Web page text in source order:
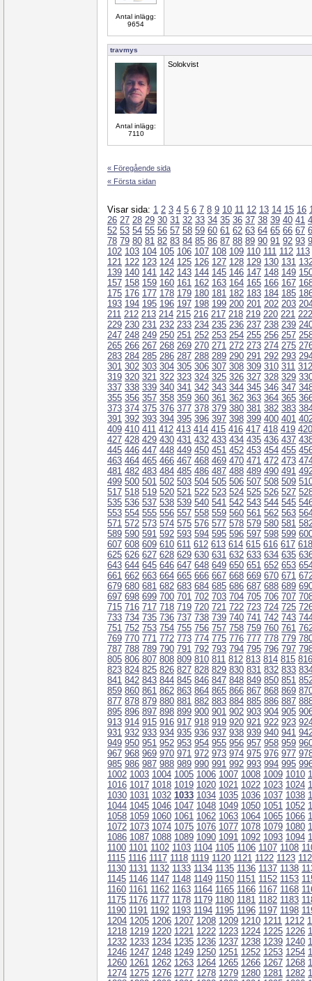
Antal inlägg:
9654
travmys
Antal inlägg:
7110
Solokvist
« Föregående sida
« Första sidan
Visar sida: 1 2 3 4 5 6 7 8 9 10 11 12 13 14 15 16
26 27 28 29 30 31 32 33 34 35 36 37 38 39 40 41
52 53 54 55 56 57 58 59 60 61 62 63 64 65 66 67
78 79 80 81 82 83 84 85 86 87 88 89 90 91 92 93
102 103 104 105 106 107 108 109 110 111 112 113
121 122 123 124 125 126 127 128 129 130 131
139 140 141 142 143 144 145 146 147 148 149
157 158 159 160 161 162 163 164 165 166 167
175 176 177 178 179 180 181 182 183 184 185
193 194 195 196 197 198 199 200 201 202 203
211 212 213 214 215 216 217 218 219 220 221 222
229 230 231 232 233 234 235 236 237 238 239
247 248 249 250 251 252 253 254 255 256 257
265 266 267 268 269 270 271 272 273 274 275
283 284 285 286 287 288 289 290 291 292 293
301 302 303 304 305 306 307 308 309 310 311 312
319 320 321 322 323 324 325 326 327 328 329
337 338 339 340 341 342 343 344 345 346 347
355 356 357 358 359 360 361 362 363 364 365
373 374 375 376 377 378 379 380 381 382 383
391 392 393 394 395 396 397 398 399 400 401
409 410 411 412 413 414 415 416 417 418 419 420
427 428 429 430 431 432 433 434 435 436 437
445 446 447 448 449 450 451 452 453 454 455
463 464 465 466 467 468 469 470 471 472 473
481 482 483 484 485 486 487 488 489 490 491
499 500 501 502 503 504 505 506 507 508 509
517 518 519 520 521 522 523 524 525 526 527
535 536 537 538 539 540 541 542 543 544 545
553 554 555 556 557 558 559 560 561 562 563
571 572 573 574 575 576 577 578 579 580 581
589 590 591 592 593 594 595 596 597 598 599
607 608 609 610 611 612 613 614 615 616 617 618
625 626 627 628 629 630 631 632 633 634 635
643 644 645 646 647 648 649 650 651 652 653
661 662 663 664 665 666 667 668 669 670 671
679 680 681 682 683 684 685 686 687 688 689
697 698 699 700 701 702 703 704 705 706 707
715 716 717 718 719 720 721 722 723 724 725
733 734 735 736 737 738 739 740 741 742 743
751 752 753 754 755 756 757 758 759 760 761
769 770 771 772 773 774 775 776 777 778 779
787 788 789 790 791 792 793 794 795 796 797
805 806 807 808 809 810 811 812 813 814 815 816
823 824 825 826 827 828 829 830 831 832 833
841 842 843 844 845 846 847 848 849 850 851
859 860 861 862 863 864 865 866 867 868 869
877 878 879 880 881 882 883 884 885 886 887
895 896 897 898 899 900 901 902 903 904 905
913 914 915 916 917 918 919 920 921 922 923
931 932 933 934 935 936 937 938 939 940 941
949 950 951 952 953 954 955 956 957 958 959
967 968 969 970 971 972 973 974 975 976 977
985 986 987 988 989 990 991 992 993 994 995
1002 1003 1004 1005 1006 1007 1008 1009 1010
1016 1017 1018 1019 1020 1021 1022 1023 1024
1030 1031 1032 1033 1034 1035 1036 1037 1038
1044 1045 1046 1047 1048 1049 1050 1051 1052
1058 1059 1060 1061 1062 1063 1064 1065 1066
1072 1073 1074 1075 1076 1077 1078 1079 1080
1086 1087 1088 1089 1090 1091 1092 1093 1094
1100 1101 1102 1103 1104 1105 1106 1107 1108
1115 1116 1117 1118 1119 1120 1121 1122 1123
1130 1131 1132 1133 1134 1135 1136 1137 1138
1145 1146 1147 1148 1149 1150 1151 1152 1153
1160 1161 1162 1163 1164 1165 1166 1167 1168
1175 1176 1177 1178 1179 1180 1181 1182 1183
1190 1191 1192 1193 1194 1195 1196 1197 1198
1204 1205 1206 1207 1208 1209 1210 1211 1212
1218 1219 1220 1221 1222 1223 1224 1225 1226
1232 1233 1234 1235 1236 1237 1238 1239 1240
1246 1247 1248 1249 1250 1251 1252 1253 1254
1260 1261 1262 1263 1264 1265 1266 1267 1268
1274 1275 1276 1277 1278 1279 1280 1281 1282